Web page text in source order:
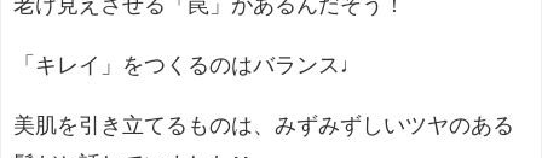
老け見えさせる「罠」があるんだそう！
「キレイ」をつくるのはバランス♩
美肌を引き立てるものは、みずみずしいツヤのある